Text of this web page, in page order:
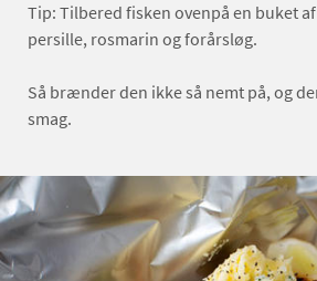
Tip: Tilbered fisken ovenpå en buket
persille, rosmarin og forårsløg.
Så brænder den ikke så nemt på, og
smag.